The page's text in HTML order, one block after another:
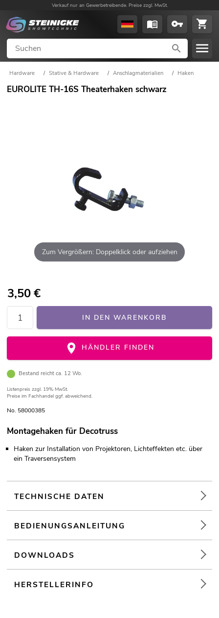
Verkauf nur an Gewerbetreibende. Preise zzgl. MwSt.
Hardware / Stative & Hardware / Anschlagmaterialien / Haken
EUROLITE TH-16S Theaterhaken schwarz
Zum Vergrößern: Doppelklick oder aufziehen
3,50€
IN DEN WARENKORB
HÄNDLER FINDEN
Bestand reicht ca. 12 Wo.
Listenpreis zzgl. 19% MwSt.
Preise im Fachhandel ggf. abweichend.
No. 58000385
Montagehaken für Decotruss
Haken zur Installation von Projektoren, Lichteffekten etc. über
ein Traversensystem
TECHNISCHE DATEN
BEDIENUNGSANLEITUNG
DOWNLOADS
HERSTELLERINFO